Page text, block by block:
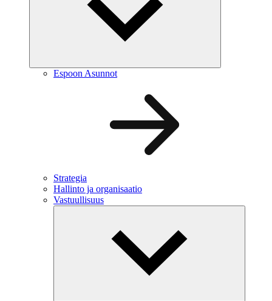
Espoon Asunnot
Strategia
Hallinto ja organisaatio
Vastuullisuus